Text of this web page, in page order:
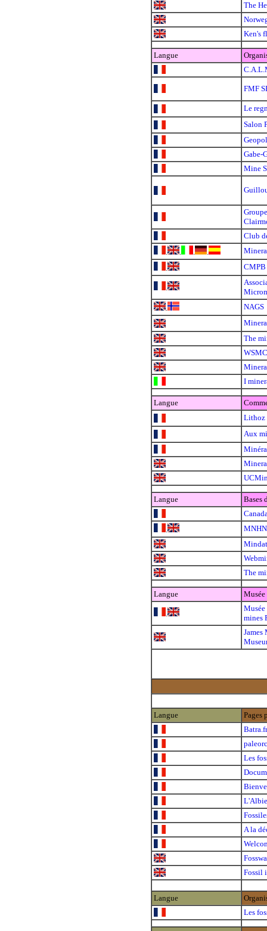
The
Ken's
Langue
FMF
Le
Salon
Gabe-
Mine
Club
.
. . .
.
CMPB
.
.
NAGS
The
WSMC
I
Langue
Lithoz
Aux
Langue
Bases
.
Mindat
The
Langue Musée
.
Musée
mines
Langue
Pages
Batra.fr
Les
A la
Fossil
Langue
Les